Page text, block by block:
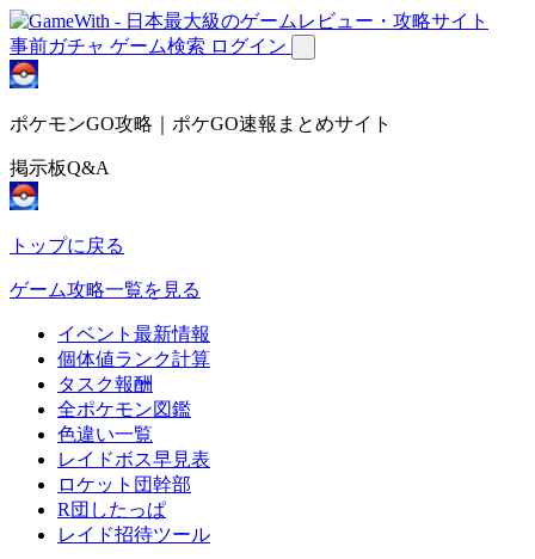
事前ガチャ ゲーム検索 ログイン
ポケモンGO攻略｜ポケGO速報まとめサイト
掲示板Q&A
トップに戻る
ゲーム攻略一覧を見る
イベント最新情報
個体値ランク計算
タスク報酬
全ポケモン図鑑
色違い一覧
レイドボス早見表
ロケット団幹部
R団したっぱ
レイド招待ツール